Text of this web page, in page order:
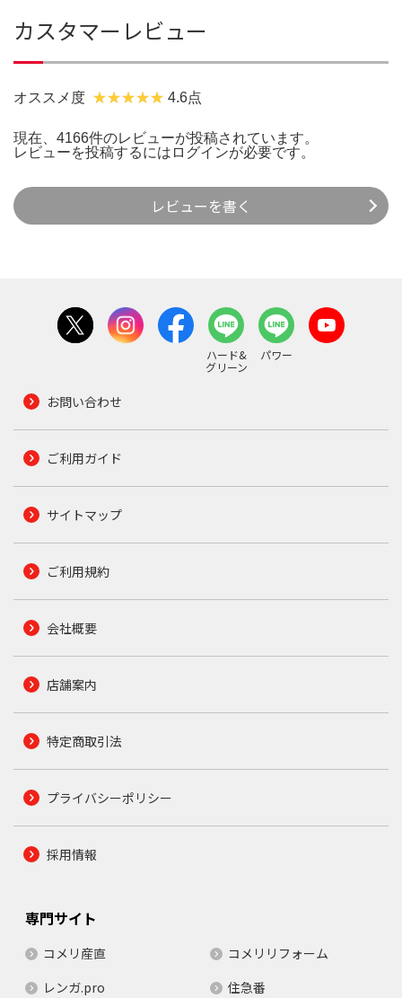
カスタマーレビュー
オススメ度 4.6点
現在、4166件のレビューが投稿されています。
レビューを投稿するには ログインが必要です。
レビューを書く
ハード&
グリーン
パワー
お問い合わせ
ご利用ガイド
サイトマップ
ご利用規約
会社概要
店舗案内
特定商取引法
プライバシーポリシー
採用情報
専門サイト
コメリ産直
コメリリフォーム
レンガ.pro
住急番